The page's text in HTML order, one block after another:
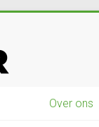
Over ons